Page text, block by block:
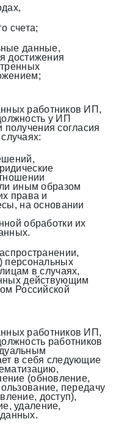
счета;
данные,
достижения
работников ИП,
у ИП
получения согласия
иным образом
права и
на основании
обработки их
персональных
в случаях,
действующим
Российской
работников ИП,
работников
в себя следующие
(обновление,
передачу
доступ),
удаление,